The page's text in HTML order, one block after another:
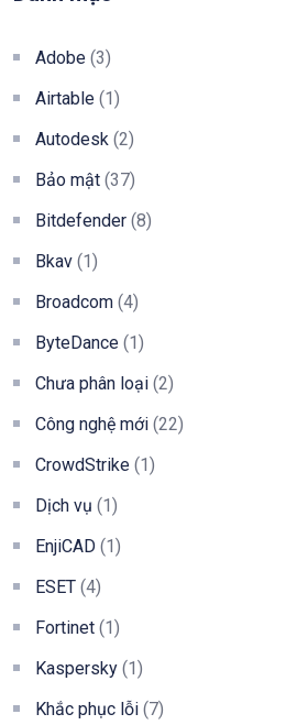
Adobe (3)
Airtable (1)
Autodesk (2)
Bảo mật (37)
Bitdefender (8)
Bkav (1)
Broadcom (4)
ByteDance (1)
Chưa phân loại (2)
Công nghệ mới (22)
CrowdStrike (1)
Dịch vụ (1)
EnjiCAD (1)
ESET (4)
Fortinet (1)
Kaspersky (1)
Khắc phục lỗi (7)